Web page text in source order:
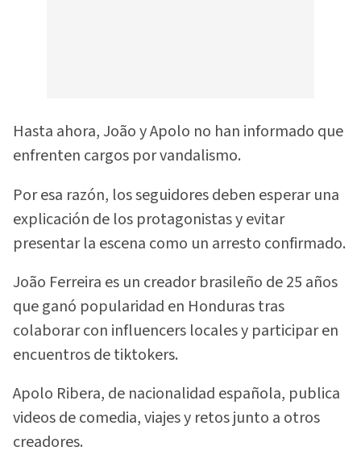
Hasta ahora, João y Apolo no han informado que
enfrenten cargos por vandalismo.
Por esa razón, los seguidores deben esperar una
explicación de los protagonistas y evitar
presentar la escena como un arresto confirmado.
João Ferreira es un creador brasileño de 25 años
que ganó popularidad en Honduras tras
colaborar con influencers locales y participar en
encuentros de tiktokers.
Apolo Ribera, de nacionalidad española, publica
videos de comedia, viajes y retos junto a otros
creadores.